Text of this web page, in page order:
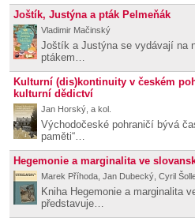
Joštík, Justýna a pták Pelmeňák
Vladimir Mačinský
Joštík a Justýna se vydávají na
ptákem…
Kulturní (dis)kontinuity v českém
kulturní dědictví
Jan Horský, a kol.
Východočeské pohraničí bývá
paměti“…
Hegemonie a marginalita ve
Marek Příhoda, Jan Dubecký, Cyril
Kniha Hegemonie a marginalita
představuje…